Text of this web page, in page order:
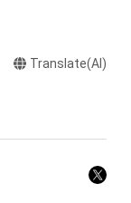
を制作し友達に
Translate(AI)